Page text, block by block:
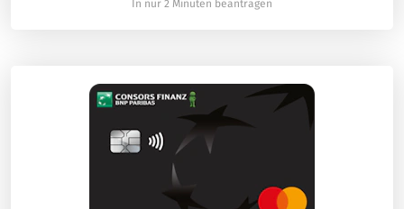
In nur 2 Minuten beantragen